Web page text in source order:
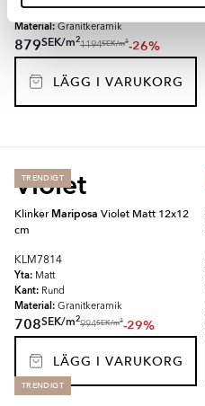
Kant:
Material: Granitkeramik
879SEK/m2
1194SEK/m2-26%
LÄGG I VARUKORG
Violet
TRENDIGT
KlinkerMariposa Violet Matt 12x12
cm
KLM7814
Yta: Matt
Kant: Rund
Material: Granitkeramik
708SEK/m2
994SEK/m2-29%
LÄGG I VARUKORG
TRENDIGT